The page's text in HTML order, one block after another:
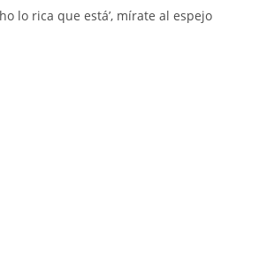
lo rica que está’, mírate al espejo